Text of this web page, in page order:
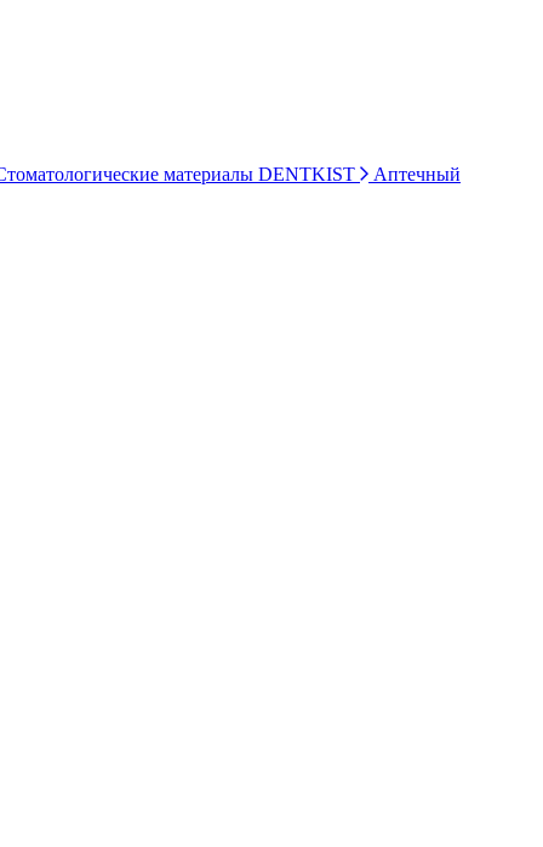
материалы DENTKIST Аптечный